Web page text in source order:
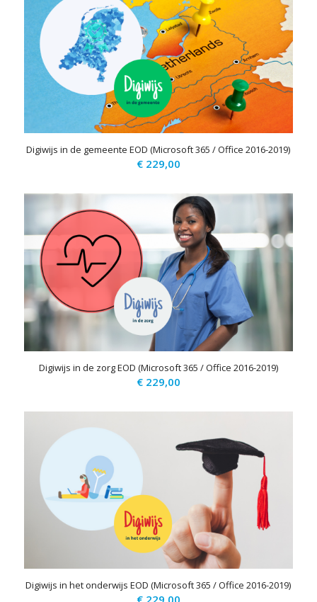
Digiwijs in de gemeente EOD (Microsoft 365 / Office 2016-2019)
€229,00
Digiwijs in de zorg EOD (Microsoft 365 / Office 2016-2019)
€229,00
Digiwijs in het onderwijs EOD (Microsoft 365 / Office 2016-2019)
€229,00